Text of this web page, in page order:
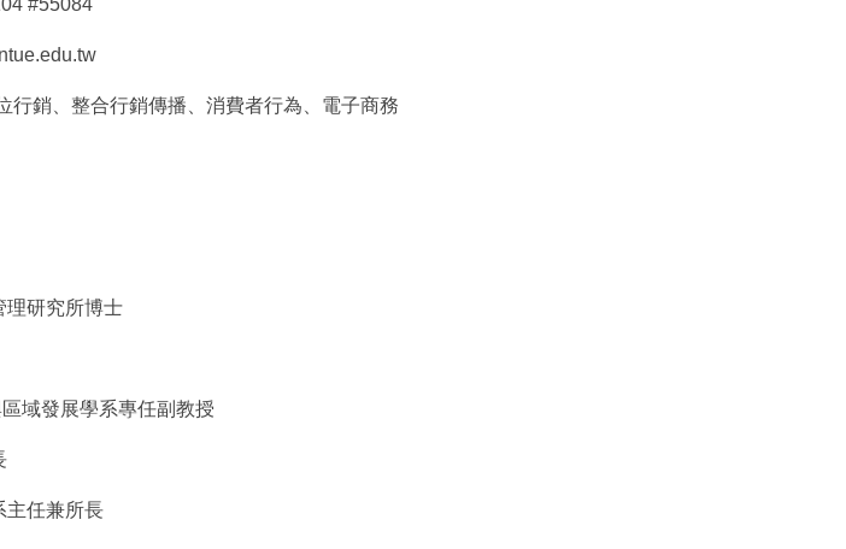
#55084
行銷、整合行銷傳播、消費者行為、電子商務
理研究所博士
域發展學系專任副教授
主任兼所長